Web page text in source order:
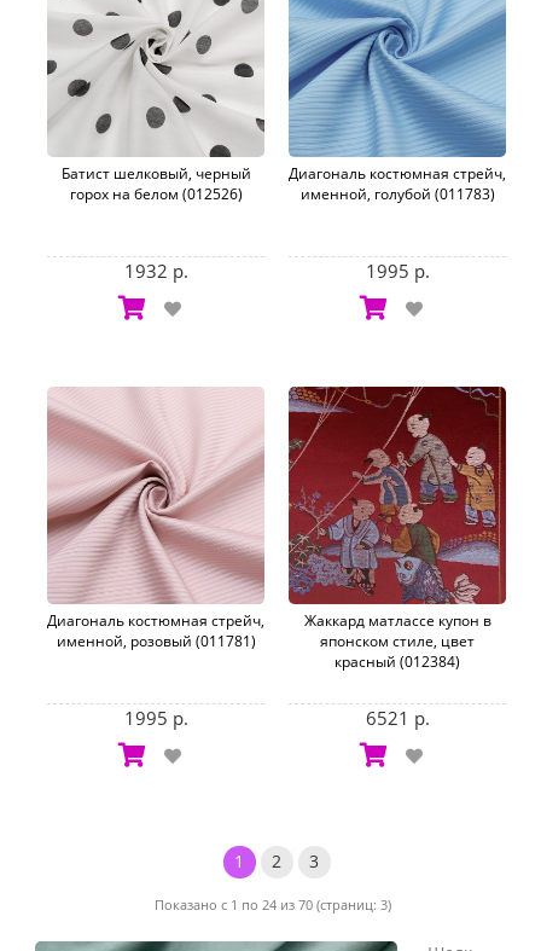
Батист шелковый, черный
горох на белом (012526)
1932 р.
Диагональ костюмная стрейч,
именной, голубой (011783)
1995 р.
Диагональ костюмная стрейч,
именной, розовый (011781)
1995 р.
Жаккард матлассе купон в
японском стиле, цвет
красный (012384)
6521 р.
1 2 3
Показано с 1 по 24 из 70 (страниц: 3)